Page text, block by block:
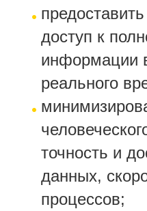
доступ к
информации
реального
точность и
данных,
процессов;